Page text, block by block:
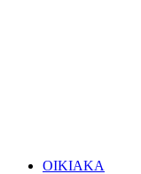
ΟΙΚΙΑΚΑ